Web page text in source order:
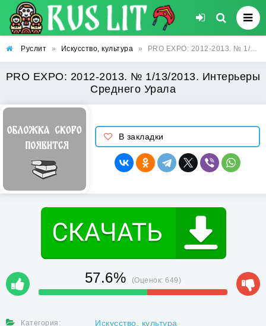
Руслит » Искусство, культура » PRO EXPO: 2012-2013. № 1/13/2013. Интерьеры Среднего Урала
PRO EXPO: 2012-2013. № 1/13/2013. Интерьеры
Среднего Урала
В закладки
57.6% (Оценок:649)
Категория: Искусство, культура